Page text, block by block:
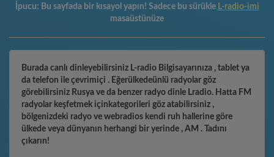
İpucu: Bu sayfada bir kısayol yapın! Sadece bu sürükle L-radio-imi
masaüstünüze
Burada canlı dinleyebilirsiniz L-radio Bilgisayarınıza , tablet ya
da telefon ile çevrimiçi . Eğerülkedeünlü radyolar göz
görebilirsiniz Rusya ve da benzer radyo dinle Lradio. Hatta FM
radyolar keşfetmek içinkategorileri göz atabilirsiniz ,
bölgenizdeki radyo ve webradios kendi ruh hallerine göre
ülkede veya dünyanın herhangi bir yerinde , AM . Tadını
çıkarın!